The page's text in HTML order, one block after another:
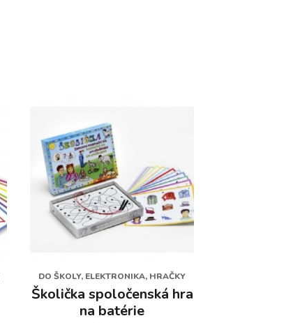
DO ŠKOLY, ELEKTRONIKA, HRAČKY
Školička spoločenská hra
na batérie